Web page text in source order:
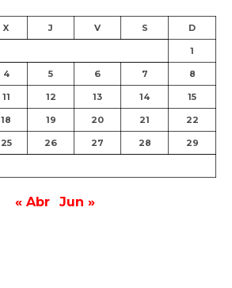
X J V S D
1
4 5 6 7 8
11 12 13 14 15
18 19 20 21 22
25 26 27 28 29
« Abr Jun »